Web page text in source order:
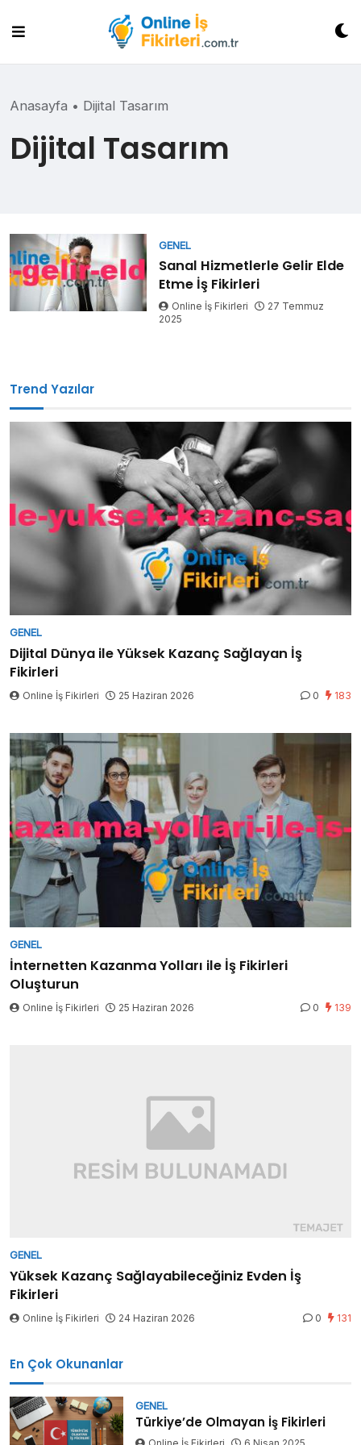
content
Anasayfa • Dijital Tasarım
Dijital Tasarım
GENEL
Sanal Hizmetlerle Gelir Elde
Etme İş Fikirleri
Online İş Fikirleri
27 Temmuz
2025
Trend Yazılar
GENEL
Dijital Dünya ile Yüksek Kazanç Sağlayan İş
Fikirleri
Online İş Fikirleri 25 Haziran 2026 0 183
GENEL
İnternetten Kazanma Yolları ile İş Fikirleri
Oluşturun
Online İş Fikirleri 25 Haziran 2026 0 139
GENEL
Yüksek Kazanç Sağlayabileceğiniz Evden İş
Fikirleri
Online İş Fikirleri 24 Haziran 2026 0 131
En Çok Okunanlar
GENEL
Türkiye’de Olmayan İş Fikirleri